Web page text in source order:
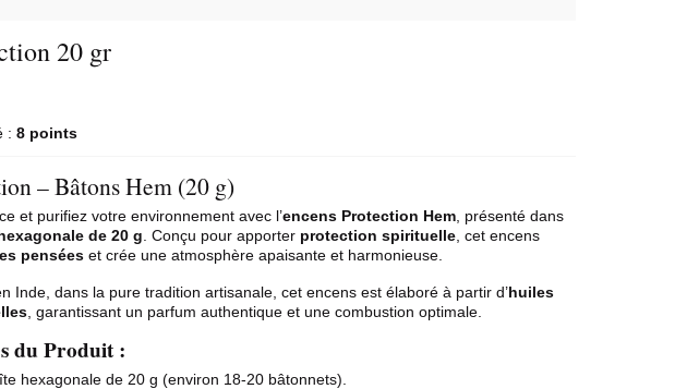
20 gr
:8 points
– Bâtons Hem (20 g)
et purifiez votre environnement avec l’encens Protection Hem , présenté dans
de 20 g . Conçu pour apporter protection spirituelle , cet encens
pensées et crée une atmosphère apaisante et harmonieuse.
Inde, dans la pure tradition artisanale, cet encens est élaboré à partir d’huiles
, garantissant un parfum authentique et une combustion optimale.
du Produit :
hexagonale de 20 g (environ 18-20 bâtonnets).